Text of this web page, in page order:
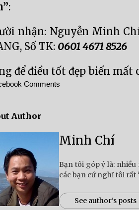
:
nhận: Nguyễn Minh
Số TK: 0601 4671 8526
để điều tốt đẹp biến mất
Comments
Author
Minh Chí
Bạn tôi góp ý là:
các bạn cứ nghĩ tôi rất
See author's posts